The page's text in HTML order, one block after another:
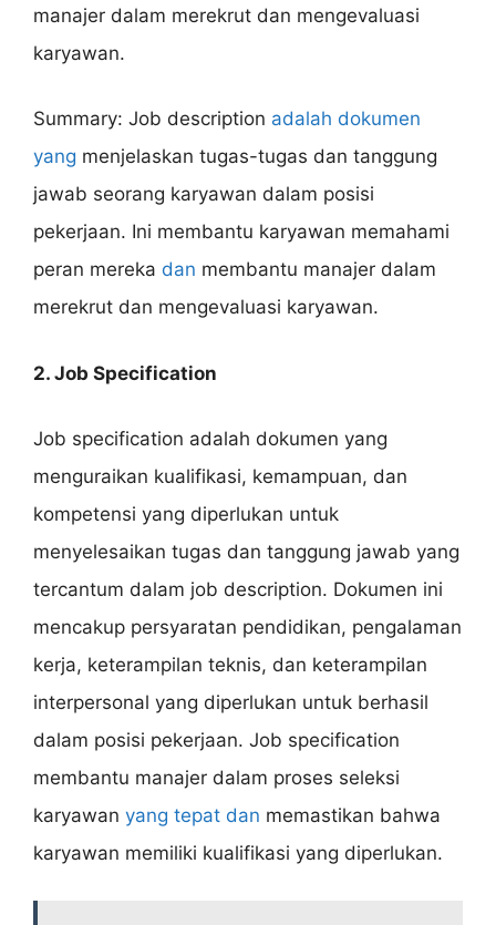
manajer dalam merekrut dan mengevaluasi
karyawan.
Summary: Job description adalah dokumen
yang menjelaskan tugas-tugas dan tanggung
jawab seorang karyawan dalam posisi
pekerjaan. Ini membantu karyawan memahami
peran mereka dan membantu manajer dalam
merekrut dan mengevaluasi karyawan.
2. Job Specification
Job specification adalah dokumen yang
menguraikan kualifikasi, kemampuan, dan
kompetensi yang diperlukan untuk
menyelesaikan tugas dan tanggung jawab yang
tercantum dalam job description. Dokumen ini
mencakup persyaratan pendidikan, pengalaman
kerja, keterampilan teknis, dan keterampilan
interpersonal yang diperlukan untuk berhasil
dalam posisi pekerjaan. Job specification
membantu manajer dalam proses seleksi
karyawan yang tepat dan memastikan bahwa
karyawan memiliki kualifikasi yang diperlukan.